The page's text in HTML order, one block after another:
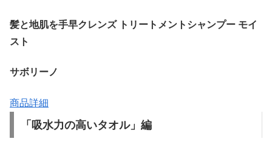
髪と地肌を手早クレンズ トリートメントシャンプー モイ
スト
サボリーノ
商品詳細
「吸水力の高いタオル」編